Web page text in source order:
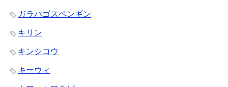
ガラパゴスペンギン
キリン
キンシコウ
キーウィ